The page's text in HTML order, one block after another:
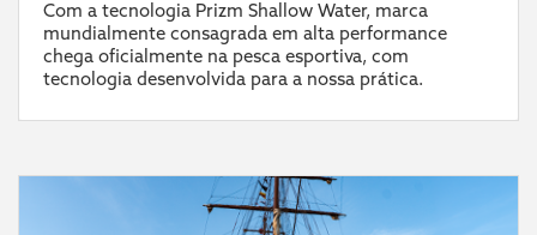
Com a tecnologia Prizm Shallow Water, marca
mundialmente consagrada em alta performance
chega oficialmente na pesca esportiva, com
tecnologia desenvolvida para a nossa prática.